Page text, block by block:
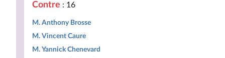
Contre : 16
M. Anthony Brosse
M. Vincent Caure
M. Yannick Chenevard